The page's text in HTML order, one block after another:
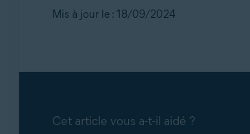
Mis à jour le : 18/09/2024
Cet article vous a-t-il aidé ?